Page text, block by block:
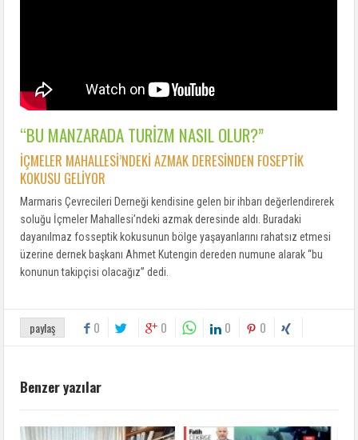
“BU MANZARADA TURİZM NASIL OLUR?”
İÇMELER MAHALLESİ’NDEKİ AZMAK DERESİNDEN FOSEPTİK
KOKUSU GELİYOR
Marmaris Çevrecileri Derneği kendisine gelen bir ihbarı değerlendirerek
soluğu İçmeler Mahallesi’ndeki azmak deresinde aldı. Buradaki
dayanılmaz fosseptik kokusunun bölge yaşayanlarını rahatsız etmesi
üzerine dernek başkanı Ahmet Kutengin dereden numune alarak “bu
konunun takipçisi olacağız” dedi.
paylaş 0 0 0 0
Benzer yazılar